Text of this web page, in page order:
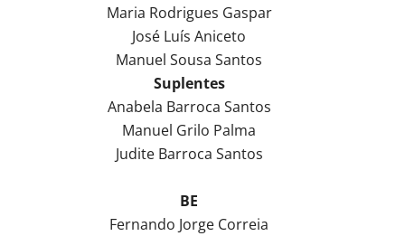
Maria Rodrigues Gaspar
José Luís Aniceto
Manuel Sousa Santos
Suplentes
Anabela Barroca Santos
Manuel Grilo Palma
Judite Barroca Santos
BE
Fernando Jorge Correia